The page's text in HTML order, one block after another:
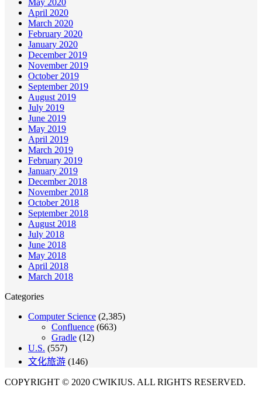
May 2020
April 2020
March 2020
February 2020
January 2020
December 2019
November 2019
October 2019
September 2019
August 2019
July 2019
June 2019
May 2019
April 2019
March 2019
February 2019
January 2019
December 2018
November 2018
October 2018
September 2018
August 2018
July 2018
June 2018
May 2018
April 2018
March 2018
Categories
Computer Science (2,385)
Confluence (663)
Gradle (12)
U.S. (557)
文化旅游 (146)
COPYRIGHT © 2020 CWIKIUS. ALL RIGHTS RESERVED.